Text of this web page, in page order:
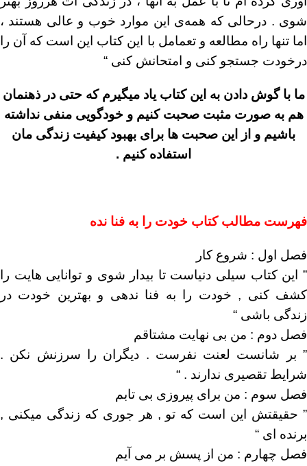
شوی . درحالی که همه‌ی این موارد خوب و عالی هستند ،
اما تنها راه مطالعه و تعمامل با این کتاب این است که آن را
درخودت جستجو کنی و امتحانش کنی “
ما با گوش دادن به این کتاب یاد میگیرم که حتی در ذهنمان
هم به صورت مثبت صحبت کنیم و خودگویی منفی نداشته
باشیم و از این صحبت ها برای بهبود کیفیت زندگی مان
استفاده کنیم .
فهرست مطالب کتاب خودت را به فنا نده
فصل اول : شروع کار
” این کتاب سیلی دنیاست تا بیدار شوی و توانایی هایت را
کشف کنی , خودت را به فنا ندهی و بهترین خودت در
زندگی باشی “
فصل دوم : من بی نهایت مشتاقم
” بر شانست لعنت نفرست . دیگران را سرزنش نکن .
شرایط تقصیری ندارند . “
فصل سوم : من برای پیروزی بی تابم
” حقیقتش این است که تو , هر جوری که زندگی میکنی ,
برنده ای “
فصل چهارم : من از پسش بر می آیم